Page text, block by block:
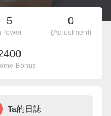
5 0
(Adjustment)
Bonus
Ta的日誌